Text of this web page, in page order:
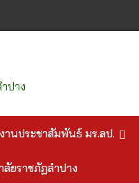
ปาง
งานประชาสัมพันธ์ มร.ลป.
ยราชภัฏลำปาง